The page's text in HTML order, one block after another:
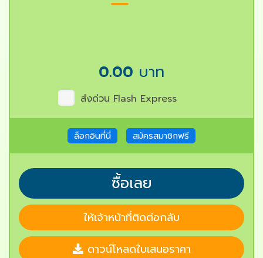
0.00 บาท
ส่งด่วน Flash Express
ล็อกอินที่นี่ สมัครสมาชิกฟรี
ซื้อเลย
ให้เจ้าหน้าที่ติดต่อกลับ
ดาวน์โหลดใบเสนอราคา